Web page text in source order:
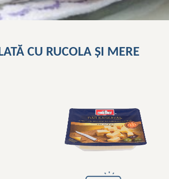
CU RUCOLA ȘI MERE